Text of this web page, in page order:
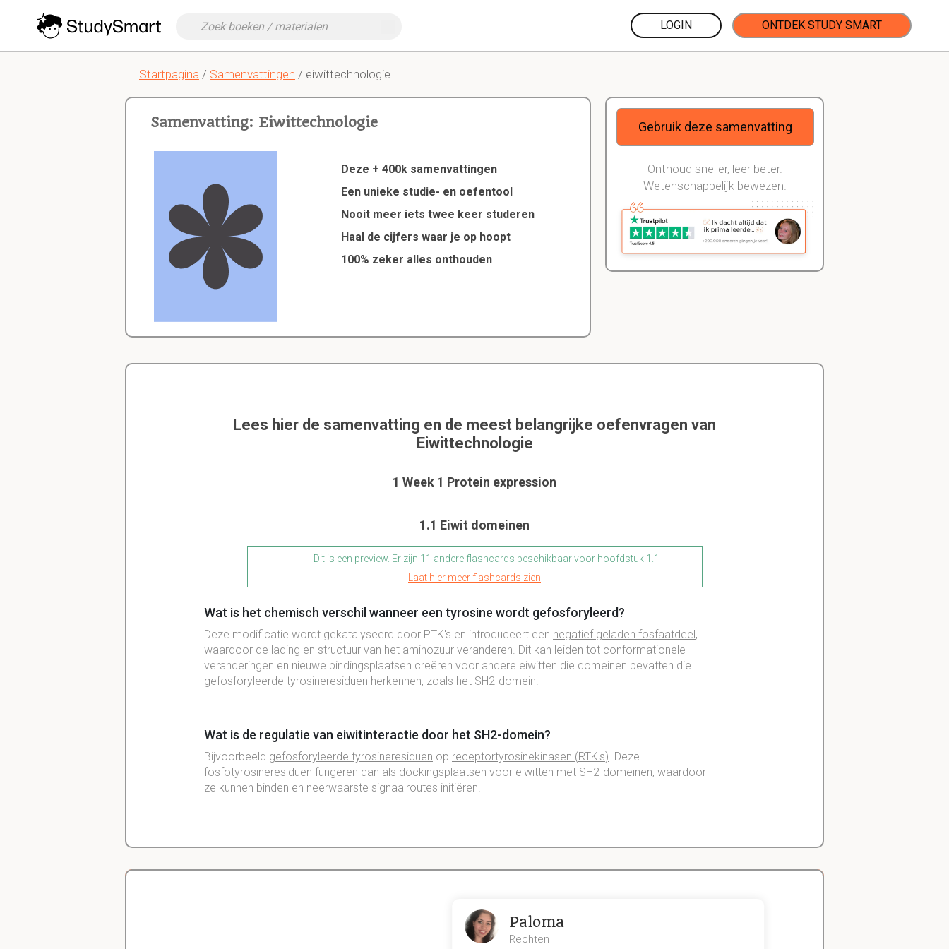
LOGIN ONTDEK STUDY SMART
Startpagina / Samenvattingen / eiwittechnologie
Samenvatting: Eiwittechnologie
Deze + 400k samenvattingen
Een unieke studie- en oefentool
Nooit meer iets twee keer studeren
Haal de cijfers waar je op hoopt
100% zeker alles onthouden
Gebruik deze samenvatting
Onthoud sneller, leer beter.
Wetenschappelijk bewezen.
Lees hier de samenvatting en de meest belangrijke oefenvragen van
Eiwittechnologie
1 Week 1 Protein expression
1.1 Eiwit domeinen
Dit is een preview. Er zijn 11 andere flashcards beschikbaar voor hoofdstuk 1.1
Laat hier meer flashcards zien
Wat is het chemisch verschil wanneer een tyrosine wordt gefosforyleerd?
Deze modificatie wordt gekatalyseerd door PTK's en introduceert een negatief geladen fosfaatdeel,
waardoor de lading en structuur van het aminozuur veranderen. Dit kan leiden tot conformationele
veranderingen en nieuwe bindingsplaatsen creëren voor andere eiwitten die domeinen bevatten die
gefosforyleerde tyrosineresiduen herkennen, zoals het SH2-domein
Wat is de regulatie van eiwitinteractie door het SH2-domein?
Bijvoorbeeld gefosforyleerde tyrosineresiduen op receptortyrosinekinasen (RTK's) . Deze
fosfotyrosineresiduen fungeren dan als dockingsplaatsen voor eiwitten met SH2-domeinen, waardoor
ze kunnen binden en neerwaarste signaalroutes initiëren
Paloma
Rechten